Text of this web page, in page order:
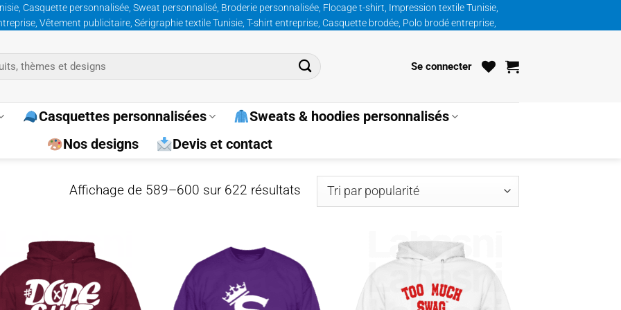
Casquette personnalisée, Sweat personnalisé, Broderie personnalisée, Flocage t-shirt, Impression textile Tunisie,
Vêtement publicitaire, Sérigraphie textile Tunisie, T-shirt entreprise, Casquette brodée, Polo brodé entreprise,
Se connecter
Casquettes personnalisées
Sweats & hoodies personnalisés
Nos designs
Devis et contact
Affichage de 589–600 sur 622 résultatsTrié
par
Ajouter
wishlist
Ajouter
à la
wishlist
Ajouter
wishlist